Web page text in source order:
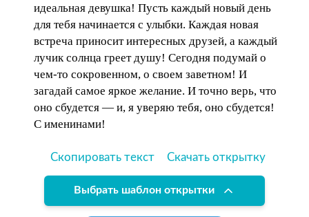
идеальная девушка! Пусть каждый новый день
для тебя начинается с улыбки. Каждая новая
встреча приносит интересных друзей, а каждый
лучик солнца греет душу! Сегодня подумай о
чем-то сокровенном, о своем заветном! И
загадай самое яркое желание. И точно верь, что
оно сбудется — и, я уверяю тебя, оно сбудется!
С именинами!
Скопировать текст Скачать открытку
Выбрать шаблон открытки